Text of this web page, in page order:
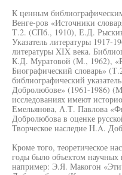
К ценным
Венге-ров «Источники
Т.2. (СПб., 1910), Е.Д.
Указатель литературы 1917-
литературы XIX века.
К.Д. Муратовой (М., 1962),
Биографический словарь»
библиографический
Добролюбове» (1961-1986)
исследованиях имеют
Емельянова, А.Т. Павлова
Добролюбова в оценке
Творческое наследие H.A.
Кроме того, теоретическое
годы было объектом научных
например: Э.Я. Макогон